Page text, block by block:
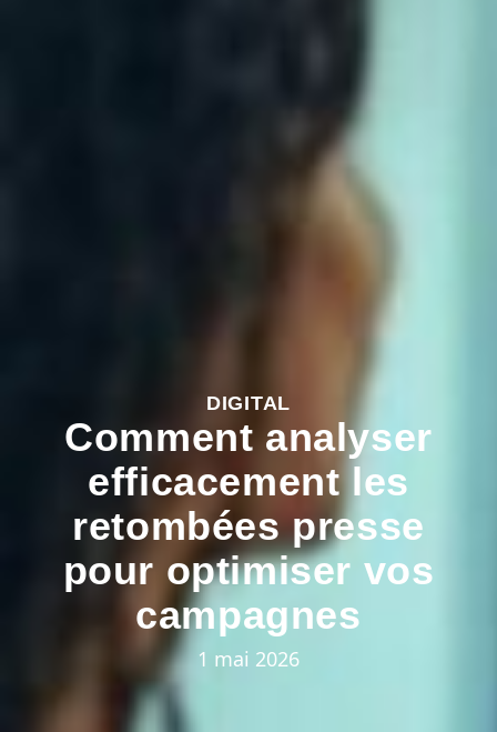
DIGITAL
Comment analyser
efficacement les
retombées presse
pour optimiser vos
campagnes
1 mai 2026